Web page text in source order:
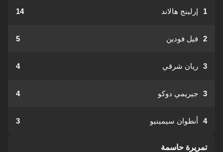
1 إرلينج هالاند 14
2 فيل فودين 5
3 ريان شرقي 4
3 جيريمي دوكو 4
4 أنطوان سيمينيو 3
تمريرة حاسمة